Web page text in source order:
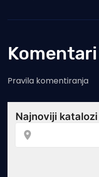
Komentari
Pravila komentiranja